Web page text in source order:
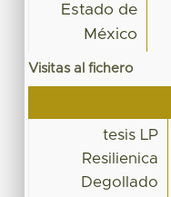
Estado de
México
Visitas al fichero
tesis LP
Resilienica
Degollado